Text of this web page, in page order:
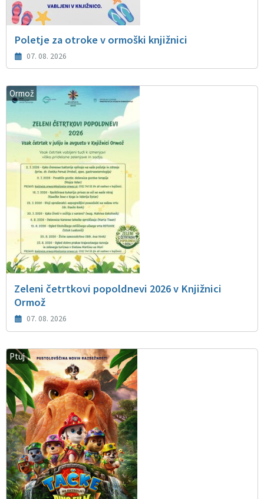
Poletje za otroke v ormoški knjižnici
07. 08. 2026
Ormož
Zeleni četrtkovi popoldnevi 2026 v Knjižnici
Ormož
07. 08. 2026
Ptuj